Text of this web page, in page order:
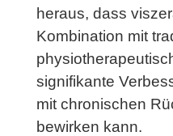
heraus, dass
Kombination mit
signifikante
mit chronischen
bewirken kann.